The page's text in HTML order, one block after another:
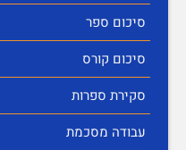
סיכום ספר
סיכום קורס
סקירת ספרות
עבודה מסכמת